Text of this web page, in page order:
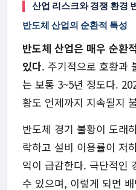
산업 리스크와 경쟁 환경
반도체 산업의 순환적 특성
반도체 산업은 매우 순
있다. 주기적으로 호황과
는 보통 3~5년 정도다.
황도 언제까지 지속될지
반도체 경기 불황이 도래
락하고 설비 이용률이 저
익이 급감한다. 극단적인
수 있으며, 이렇게 되면